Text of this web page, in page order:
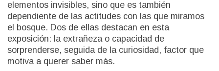
elementos invisibles, sino que es también
dependiente de las actitudes con las que miramos
el bosque. Dos de ellas destacan en esta
exposición: la extrañeza o capacidad de
sorprenderse, seguida de la curiosidad, factor que
motiva a querer saber más.